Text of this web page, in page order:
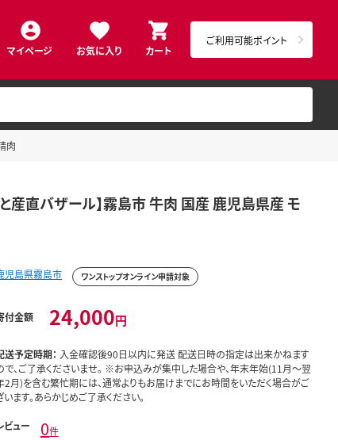
マイページ お気に入り カート
ご利用可能ポイント
肉
直バザール】霧島市 牛肉 国産 鹿児島県産 モ
児島県霧島市 ワンストップオンライン申請対象
付金額 24,000円
送予定時期： 入金確認後90日以内に発送 配送日時の指定は出来かねます
で、ご了承くださいませ。 ※お申込みが集中した場合や、年末年始(11月～翌
2月)を含む繁忙期には、通常よりもお届けまでにお時間をいただく場合がご
います。あらかじめご了承ください。
ビュー 0件